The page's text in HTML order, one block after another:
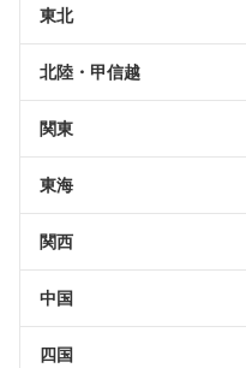
東北
北陸・甲信越
関東
東海
関西
中国
四国